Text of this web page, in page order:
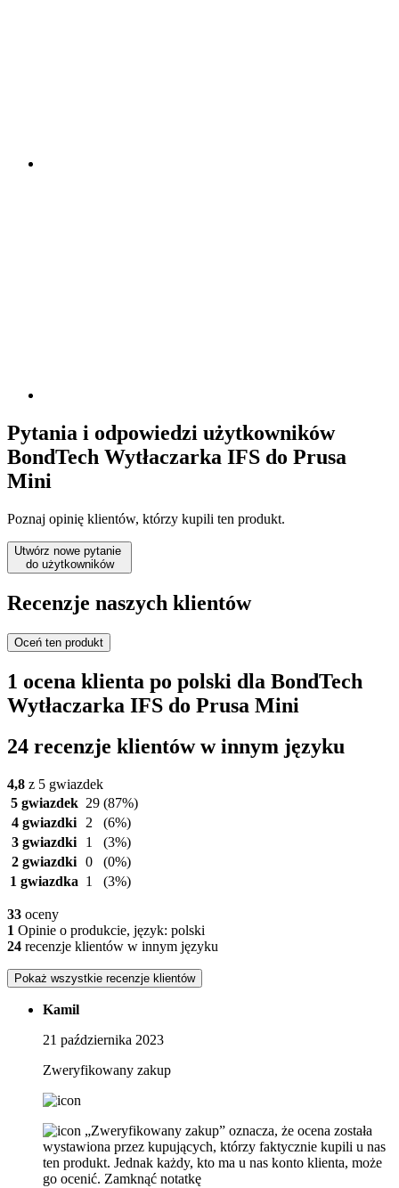
Pytania i odpowiedzi użytkowników
BondTech Wytłaczarka IFS do Prusa
Mini
Poznaj opinię klientów, którzy kupili ten produkt.
Utwórz nowe pytanie
do użytkowników
Recenzje naszych klientów
Oceń ten produkt
1 ocena klienta po polski dla BondTech
Wytłaczarka IFS do Prusa Mini
24 recenzje klientów w innym języku
4,8 z 5 gwiazdek
5 gwiazdek 29 (87%)
4 gwiazdki
2
(6%)
3 gwiazdki
1
(3%)
2 gwiazdki 0
(0%)
1 gwiazdka 1 (3%)
33 oceny
1 Opinie o produkcie, język: polski
24 recenzje klientów w innym języku
Pokaż wszystkie recenzje klientów
Kamil
21 października 2023
Zweryfikowany zakup
„Zweryfikowany zakup” oznacza, że ​​ocena została
wystawiona przez kupujących, którzy faktycznie kupili u nas
ten produkt. Jednak każdy, kto ma u nas konto klienta, może
go ocenić. Zamknąć notatkę